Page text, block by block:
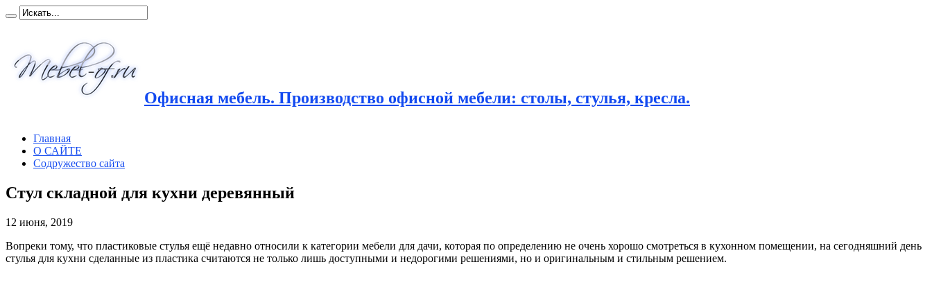
Офисная мебель. Производство офисной мебели: столы, стулья, кресла.
Главная
О САЙТЕ
Содружество сайта
Стул складной для кухни деревянный
12 июня, 2019
Вопреки тому, что пластиковые стулья ещё недавно относили к категории мебели для дачи, которая по определению не очень хорошо смотреться в кухонном помещении, на сегодняшний день
стулья для кухни сделанные из пластика считаются не только лишь доступными и недорогими решениями, но и оригинальным и стильным решением.